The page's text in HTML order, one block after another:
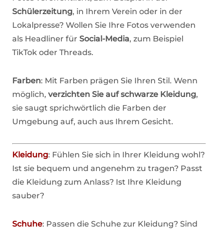
Schülerzeitung, in Ihrem Verein oder in der
Lokalpresse? Wollen Sie Ihre Fotos verwenden
als Headliner für Social-Media, zum Beispiel
TikTok oder Threads.
Farben: Mit Farben prägen Sie Ihren Stil. Wenn
möglich, verzichten Sie auf schwarze Kleidung,
sie saugt sprichwörtlich die Farben der
Umgebung auf, auch aus Ihrem Gesicht.
Kleidung: Fühlen Sie sich in Ihrer Kleidung wohl?
Ist sie bequem und angenehm zu tragen? Passt
die Kleidung zum Anlass? Ist Ihre Kleidung
sauber?
Schuhe: Passen die Schuhe zur Kleidung? Sind